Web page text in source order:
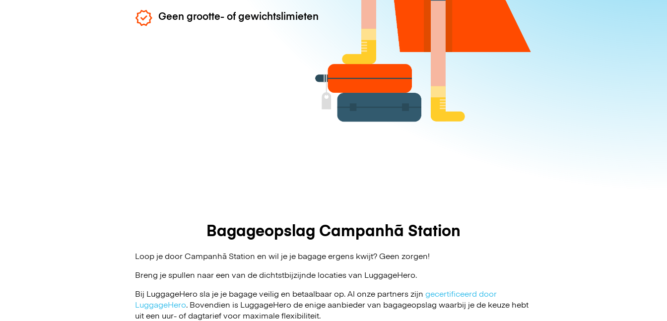
Geen grootte- of gewichtslimieten
Bagageopslag Campanhã Station
Loop je door Campanhã Station en wil je je bagage ergens kwijt? Geen zorgen!
Breng je spullen naar een van de dichtstbijzijnde locaties van LuggageHero.
Bij LuggageHero sla je je bagage veilig en betaalbaar op. Al onze partners zijn gecertificeerd door
LuggageHero. Bovendien is LuggageHero de enige aanbieder van bagageopslag waarbij je de keuze hebt
uit een uur- of dagtarief voor maximale flexibiliteit.